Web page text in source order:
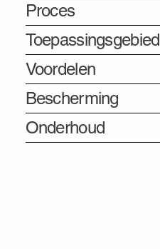
Proces
Toepassingsgebied
Voordelen
Bescherming
Onderhoud